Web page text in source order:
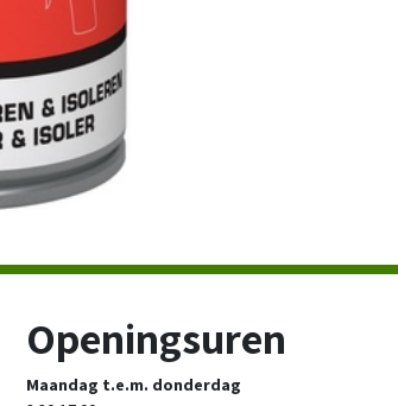
Openingsuren
Maandag t.e.m. donderdag